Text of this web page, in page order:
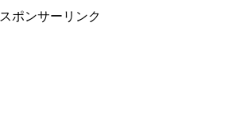
スポンサーリンク